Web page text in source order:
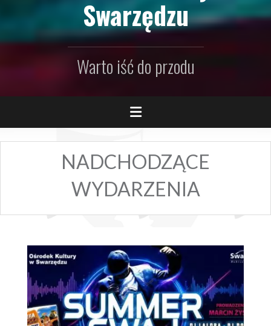
Swarzędzu
Warto iść do przodu
NADCHODZĄCE
WYDARZENIA